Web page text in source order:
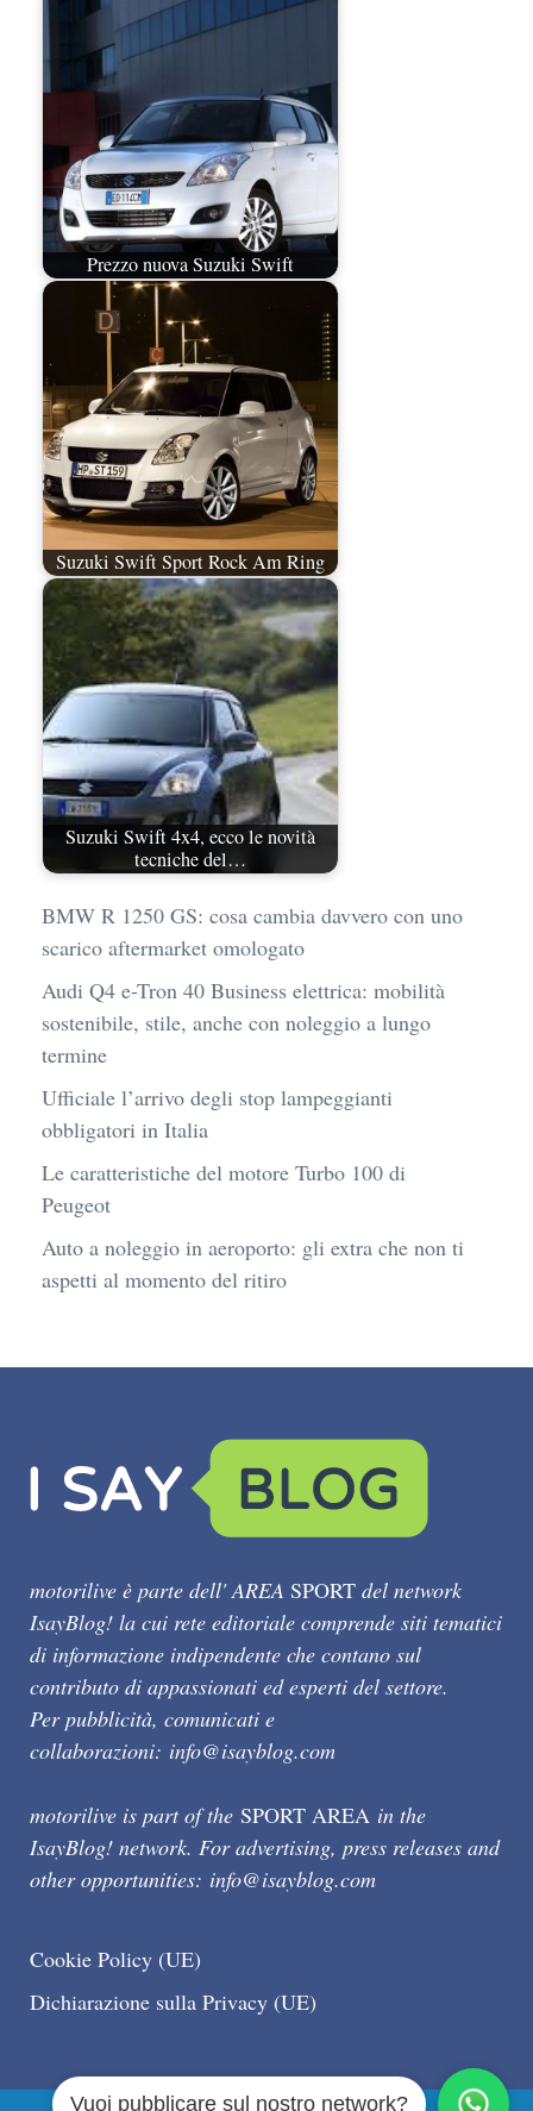
Prezzo nuova Suzuki Swift
Suzuki Swift Sport Rock Am Ring
Suzuki Swift 4x4, ecco le novità
tecniche del…
BMW R 1250 GS: cosa cambia davvero con uno
scarico aftermarket omologato
Audi Q4 e-Tron 40 Business elettrica: mobilità
sostenibile, stile, anche con noleggio a lungo
termine
Ufficiale l’arrivo degli stop lampeggianti
obbligatori in Italia
Le caratteristiche del motore Turbo 100 di
Peugeot
Auto a noleggio in aeroporto: gli extra che non ti
aspetti al momento del ritiro
motorilive è parte dell' AREA SPORT del network
IsayBlog! la cui rete editoriale comprende siti tematici
di informazione indipendente che contano sul
contributo di appassionati ed esperti del settore.
Per pubblicità, comunicati e
collaborazioni: info@isayblog.com
motorilive is part of the SPORT AREA in the
IsayBlog! network. For advertising, press releases and
other opportunities: info@isayblog.com
Cookie Policy (UE)
Dichiarazione sulla Privacy (UE)
Vuoi pubblicare sul nostro network?